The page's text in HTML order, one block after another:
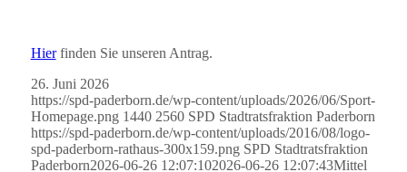
Hierfinden Sie unseren Antrag.
26. Juni 2026
https://spd-paderborn.de/wp-content/uploads/2026/06/Sport-
Homepage.png 1440 2560 SPD Stadtratsfraktion Paderborn
https://spd-paderborn.de/wp-content/uploads/2016/08/logo-
spd-paderborn-rathaus-300x159.png SPD Stadtratsfraktion
Paderborn2026-06-26 12:07:102026-06-26 12:07:43Mittel